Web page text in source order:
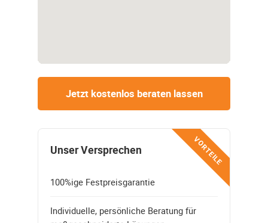
Jetzt kostenlos beraten lassen
VORTEILE
Unser Versprechen
100%ige Festpreisgarantie
Individuelle, persönliche Beratung für